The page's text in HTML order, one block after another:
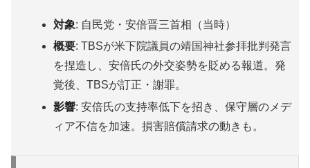
対象: 自民党・安倍晋三首相（当時）
概要: TBSが米下院議員の靖国神社参拝批判発言
を捏造し、安倍氏の外交姿勢を貶める報道。発
覚後、TBSが訂正・謝罪。
影響: 安倍氏の支持率低下を招き、保守層のメデ
ィア不信を加速。損害賠償請求の動きも。